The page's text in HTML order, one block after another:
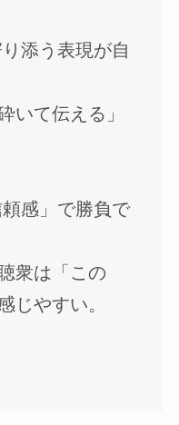
添う表現が自
いて伝える」
感」で勝負で
衆は「この
じやすい。